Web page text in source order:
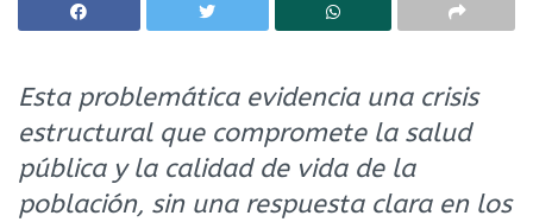
Esta problemática evidencia una crisis
estructural que compromete la salud
pública y la calidad de vida de la
población, sin una respuesta clara en los